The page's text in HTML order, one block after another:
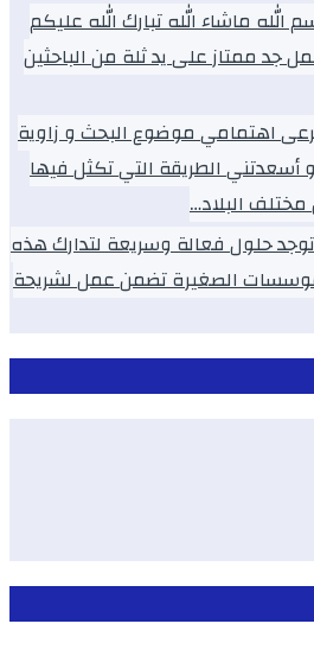
الله ماشاء الله تبارك الله عليكم
جد ممتاز على يد ثلة من الباحثين
اهتمامي موضوع البحث و زاوية
الطريقة التي تكثل فيها
البلاد…
حلول فعالة وسريعة لتدارك هذه
الصغيرة تضمن عمل لشريحة